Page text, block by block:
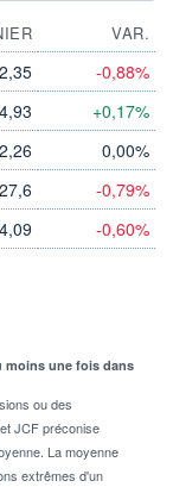
VAR.
-0,88%
+0,17%
0,00%
27,6 -0,79%
-0,60%
moins une fois dans
ou des
JCF préconise
La moyenne
extrêmes d'un